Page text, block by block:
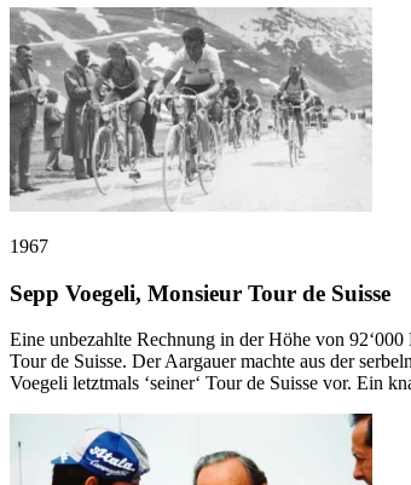
1967
Sepp Voegeli, Monsieur Tour de Suisse
Eine unbezahlte Rechnung in der Höhe von
Tour de Suisse. Der Aargauer machte aus der
Voegeli letztmals ‘seiner‘ Tour de Suisse vor. Ein